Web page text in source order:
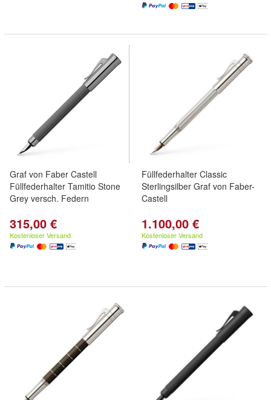
Graf von Faber Castell
Füllfederhalter Tamitio Stone
Grey versch. Federn
315,00 €
Kostenloser Versand
Füllfederhalter Classic
Sterlingsilber Graf von Faber-
Castell
1.100,00 €
Kostenloser Versand